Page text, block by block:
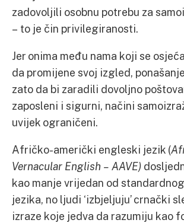
zadovoljili osobnu potrebu za
– to je čin privilegiranosti.
Jer onima među nama koji se
da promijene svoj izgled,
zato da bi zaradili dovoljno
zaposleni i sigurni, načini
uvijek ograničeni.
Afričko-američki engleski jezik (
Vernacular English – AAVE)
kao manje vrijedan od
jezika, no ljudi ‘izbjeljuju’ crnački
izraze koje jedva da razumiju kao